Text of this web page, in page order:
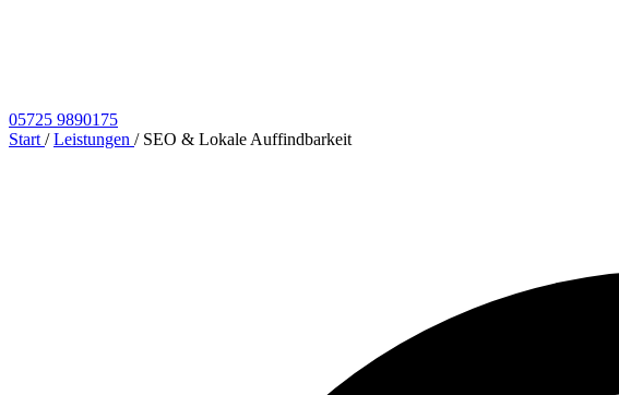
05725 9890175
Start / Leistungen / SEO & Lokale Auffindbarkeit